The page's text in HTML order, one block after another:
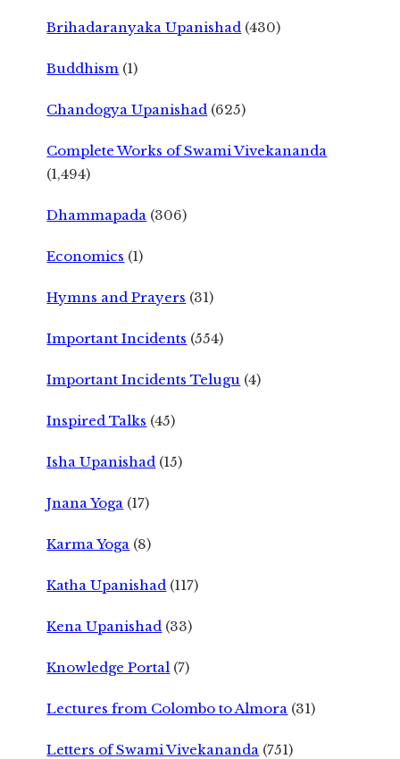
Brihadaranyaka Upanishad (430)
Buddhism (1)
Chandogya Upanishad (625)
Complete Works of Swami Vivekananda
(1,494)
Dhammapada (306)
Economics (1)
Hymns and Prayers (31)
Important Incidents (554)
Important Incidents Telugu (4)
Inspired Talks (45)
Isha Upanishad (15)
Jnana Yoga (17)
Karma Yoga (8)
Katha Upanishad (117)
Kena Upanishad (33)
Knowledge Portal (7)
Lectures from Colombo to Almora (31)
Letters of Swami Vivekananda (751)